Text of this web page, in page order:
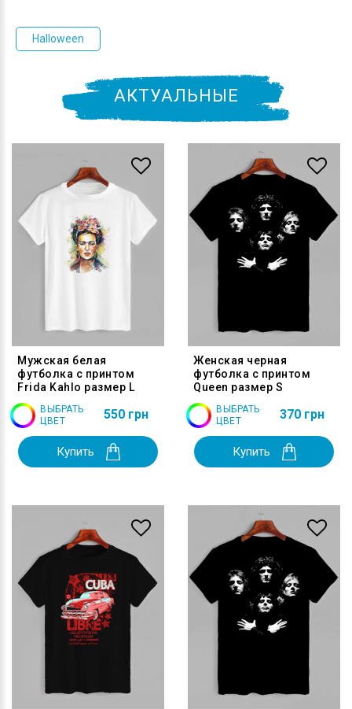
Halloween
АКТУАЛЬНЫЕ
Мужская белая
футболка с принтом
Frida Kahlo размер L
ВЫБРАТЬ
ЦВЕТ
550 грн
Купить
Женская черная
футболка с принтом
Queen размер S
ВЫБРАТЬ
ЦВЕТ
370 грн
Купить